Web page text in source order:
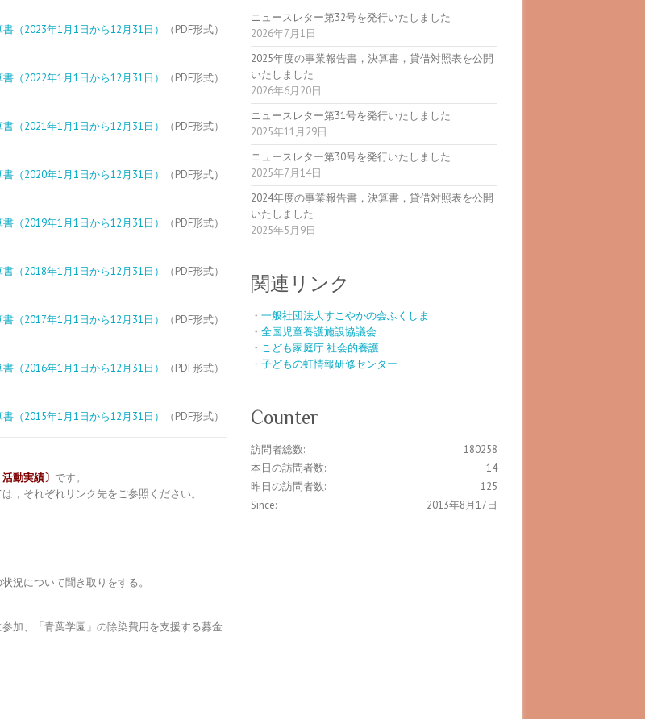
（2023年1月1日から12月31日）
（PDF形式）
（2022年1月1日から12月31日）
（PDF形式）
（2021年1月1日から12月31日）
（PDF形式）
（2020年1月1日から12月31日）
（PDF形式）
（2019年1月1日から12月31日）
（PDF形式）
（2018年1月1日から12月31日）
（PDF形式）
（2017年1月1日から12月31日）
（PDF形式）
（2016年1月1日から12月31日）
（PDF形式）
（2015年1月1日から12月31日） （PDF形式）
動実績〕 です。
，それぞれリンク先をご参照ください。
況について聞き取りをする。
加、「青葉学園」の除染費用を支援する募金
ニュースレター第32号を発行いたしました
2026年7月1日
2025年度の事業報告書，決算書，貸借対照表を公開
いたしました
2026年6月20日
ニュースレター第31号を発行いたしました
2025年11月29日
ニュースレター第30号を発行いたしました
2025年7月14日
2024年度の事業報告書，決算書，貸借対照表を公開
いたしました
2025年5月9日
関連リンク
・一般社団法人すこやかの会ふくしま
・全国児童養護施設協議会
・ こども家庭庁 社会的養護
・子どもの虹情報研修センター
Counter
180258
訪問者総数:
14
本日の訪問者数:
125
昨日の訪問者数:
2013年8月17日
Since: